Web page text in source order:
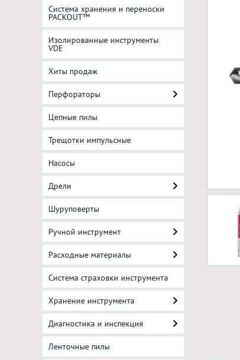
Система хранения и переноски
PACKOUT™
Изолированные инструменты
VDE
Хиты продаж
Перфораторы
Цепные пилы
Трещотки импульсные
Насосы
Дрели
Шуруповерты
Ручной инструмент
Расходные материалы
Система страховки инструмента
Хранение инструмента
Диагностика и инспекция
Ленточные пилы